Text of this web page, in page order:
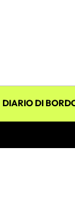
DIARIO DI